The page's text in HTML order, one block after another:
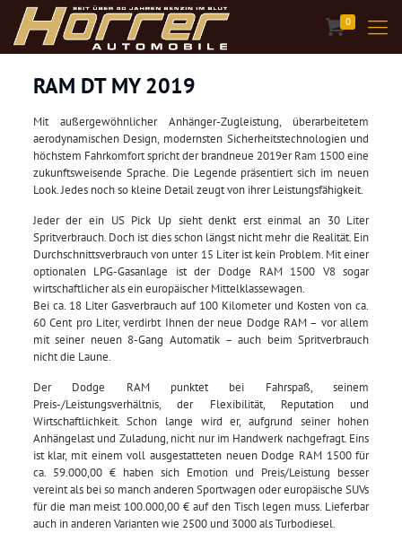
0
RAM DT MY 2019
Mit außergewöhnlicher Anhänger-Zugleistung, überarbeitetem
aerodynamischen Design, modernsten Sicherheitstechnologien und
höchstem Fahrkomfort spricht der brandneue 2019er Ram 1500 eine
zukunftsweisende Sprache. Die Legende präsentiert sich im neuen
Look. Jedes noch so kleine Detail zeugt von ihrer Leistungsfähigkeit.
Jeder der ein US Pick Up sieht denkt erst einmal an 30 Liter
Spritverbrauch. Doch ist dies schon längst nicht mehr die Realität. Ein
Durchschnittsverbrauch von unter 15 Liter ist kein Problem. Mit einer
optionalen LPG-Gasanlage ist der Dodge RAM 1500 V8 sogar
wirtschaftlicher als ein europäischer Mittelklassewagen.
Bei ca. 18 Liter Gasverbrauch auf 100 Kilometer und Kosten von ca.
60 Cent pro Liter, verdirbt Ihnen der neue Dodge RAM – vor allem
mit seiner neuen 8-Gang Automatik – auch beim Spritverbrauch
nicht die Laune.
Der Dodge RAM punktet bei Fahrspaß, seinem
Preis-/Leistungsverhältnis, der Flexibilität, Reputation und
Wirtschaftlichkeit. Schon lange wird er, aufgrund seiner hohen
Anhängelast und Zuladung, nicht nur im Handwerk nachgefragt. Eins
ist klar, mit einem voll ausgestatteten neuen Dodge RAM 1500 für
ca. 59.000,00 € haben sich Emotion und Preis/Leistung besser
vereint als bei so manch anderen Sportwagen oder europäische SUVs
für die man meist 100.000,00 € auf den Tisch legen muss. Lieferbar
auch in anderen Varianten wie 2500 und 3000 als Turbodiesel.